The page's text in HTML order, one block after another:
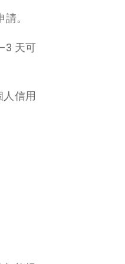
。
天可
信用